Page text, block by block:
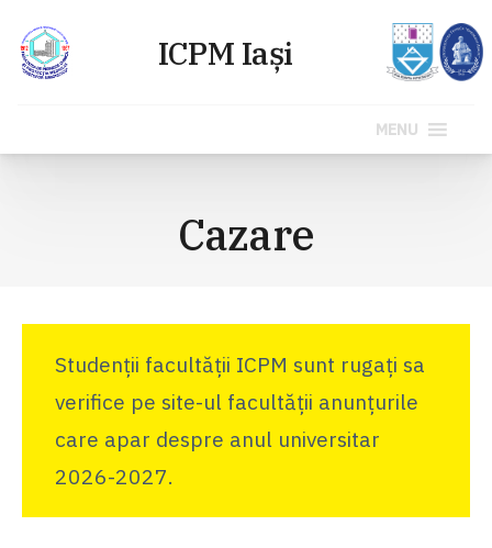
MENU
Cazare
Studenții facultății ICPM sunt rugați sa
verifice pe site-ul facultății anunțurile
care apar despre anul universitar
2026-2027.